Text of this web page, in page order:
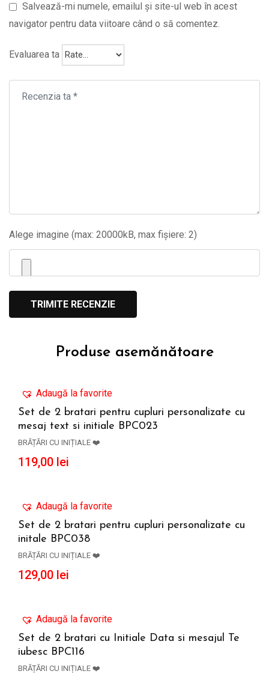
Salvează-mi numele, emailul și site-ul web în acest
navigator pentru data viitoare când o să comentez.
Evaluarea ta
Alege imagine (max: 20000kB, max fișiere: 2)
Produse asemănătoare
Adaugă la favorite
Set de 2 bratari pentru cupluri personalizate cu
mesaj text si initiale BPC023
BRĂȚĂRI CU INIȚIALE ❤️
119,00 lei
Adaugă la favorite
Set de 2 bratari pentru cupluri personalizate cu
initale BPC038
BRĂȚĂRI CU INIȚIALE ❤️
129,00 lei
Adaugă la favorite
Set de 2 bratari cu Initiale Data si mesajul Te
iubesc BPC116
BRĂȚĂRI CU INIȚIALE ❤️